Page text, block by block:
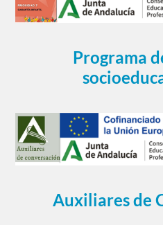
Programa
Auxiliares de